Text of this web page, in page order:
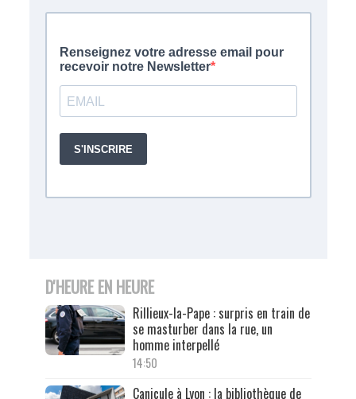
D'HEURE EN HEURE
Rillieux-la-Pape : surpris en train de
se masturber dans la rue, un
homme interpellé
14:50
Canicule à Lyon : la bibliothèque de